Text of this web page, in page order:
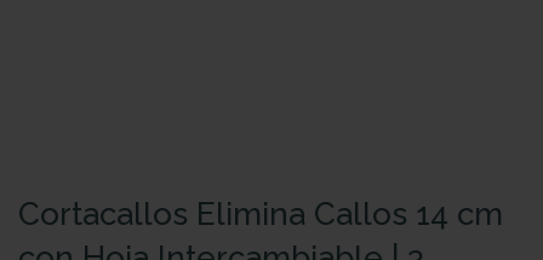
Cortacallos Elimina Callos 14 cm